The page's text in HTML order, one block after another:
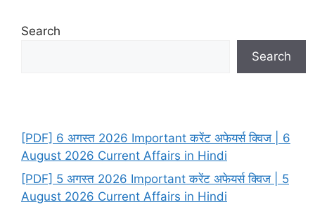
Search
Search
[PDF] 6 अगस्त 2026 Important करेंट अफेयर्स क्विज | 6
August 2026 Current Affairs in Hindi
[PDF] 5 अगस्त 2026 Important करेंट अफेयर्स क्विज | 5
August 2026 Current Affairs in Hindi